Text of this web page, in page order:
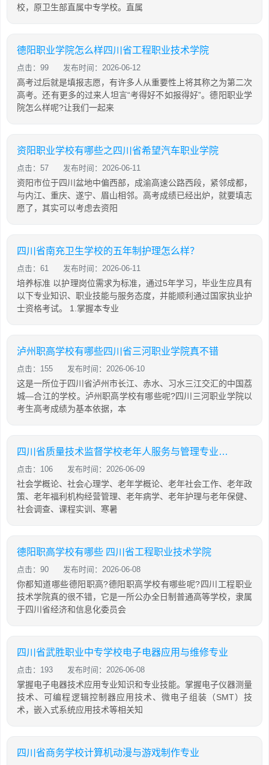
校，原卫生部直属中专学校。直属
德阳职业学院怎么样四川省工程职业技术学院
点击：99 发布时间：2026-06-12
高考过后就是填报志愿，有许多人从重要性上将其称之为第二次
高考。还有更多的过来人坦言“考得好不如报得好”。德阳职业学
院怎么样呢?让我们一起来
资阳职业学校有哪些之四川省希望汽车职业学院
点击：57 发布时间：2026-06-11
资阳市位于四川盆地中偏西部，成渝高速公路西段，紧邻成都，
与内江、重庆、遂宁、眉山相邻。高考成绩已经出炉，就要填志
愿了，其实可以考虑去资阳
四川省南充卫生学校的五年制护理怎么样？
点击：61 发布时间：2026-06-11
培养标准 以护理岗位需求为标准，通过5年学习，毕业生应具有
以下专业知识、职业技能与服务态度，并能顺利通过国家执业护
士资格考试。 1.掌握本专业
泸州职高学校有哪些四川省三河职业学院真不错
点击：155 发布时间：2026-06-10
这是一所位于四川省泸州市长江、赤水、习水三江交汇的中国荔
城—合江的学校。泸州职高学校有哪些呢?四川三河职业学院以
考生高考成绩为基本依据，本
四川省质量技术监督学校老年人服务与管理专业「中专」
点击：106 发布时间：2026-06-09
社会学概论、社会心理学、老年学概论、老年社会工作、老年政
策、老年福利机构经营管理、老年病学、老年护理与老年保健、
社会调查、课程实训、寒暑
德阳职高学校有哪些 四川省工程职业技术学院
点击：90 发布时间：2026-06-08
你都知道哪些德阳职高?德阳职高学校有哪些呢?四川工程职业
技术学院真的很不错，它是一所公办全日制普通高等学校，隶属
于四川省经济和信息化委员会
四川省武胜职业中专学校电子电器应用与维修专业
点击：193 发布时间：2026-06-08
掌握电子电器技术应用专业知识和专业技能。掌握电子仪器测量
技术、可编程逻辑控制器应用技术、微电子组装（SMT）技
术，嵌入式系统应用技术等相关知
四川省商务学校计算机动漫与游戏制作专业